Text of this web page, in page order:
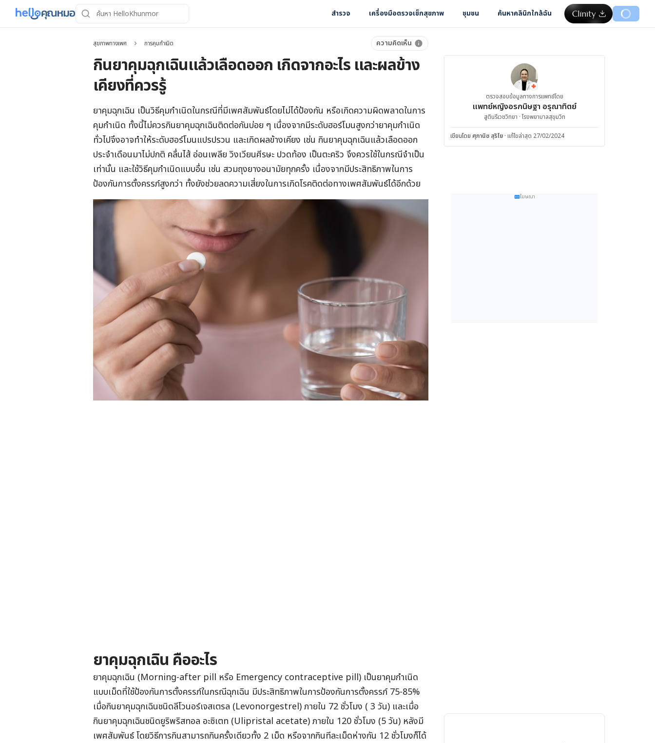
สำรวจ เครื่องมือตรวจเช็กสุขภาพ ชุมชน ค้นหาคลินิกใกล้ฉัน
สุขภาพทางเพศ การคุมกำเนิด ความคิดเห็น
กินยาคุมฉุกเฉินแล้วเลือดออก เกิดจากอะไร และผลข้าง
เคียงที่ควรรู้
ยาคุมฉุกเฉิน เป็นวิธีคุมกำเนิดในกรณีที่มีเพศสัมพันธ์โดยไม่ได้ป้องกัน หรือเกิดความผิดพลาดในการ
คุมกำเนิด ทั้งนี้ไม่ควรกินยาคุมฉุกเฉินติดต่อกันบ่อย ๆ เนื่องจากมีระดับฮอร์โมนสูงกว่ายาคุมกำเนิด
ทั่วไปจึงอาจทำให้ระดับฮอร์โมนแปรปรวน และเกิดผลข้างเคียง เช่น กินยาคุมฉุกเฉินแล้วเลือดออก
ประจำเดือนมาไม่ปกติ คลื่นไส้ อ่อนเพลีย วิงเวียนศีรษะ ปวดท้อง เป็นตะคริว จึงควรใช้ในกรณีจำเป็น
เท่านั้น และใช้วิธีคุมกำเนิดแบบอื่น เช่น สวมถุงยางอนามัยทุกครั้ง เนื่องจากมีประสิทธิภาพในการ
ป้องกันการตั้งครรภ์สูงกว่า ทั้งยังช่วยลดความเสี่ยงในการเกิดโรคติดต่อทางเพศสัมพันธ์ได้อีกด้วย
ยาคุมฉุกเฉิน คืออะไร
ยาคุมฉุกเฉิน (Morning-after pill หรือ Emergency contraceptive pill) เป็นยาคุมกำเนิด
แบบเม็ดที่ใช้ป้องกันการตั้งครรภ์ในกรณีฉุกเฉิน มีประสิทธิภาพในการป้องกันการตั้งครรภ์ 75-85%
เมื่อกินยาคุมฉุกเฉินชนิดลีโวนอร์เจสเตรล (Levonorgestrel) ภายใน 72 ชั่วโมง ( 3 วัน) และเมื่อ
กินยาคุมฉุกเฉินชนิดยูริพริสทอล อะซิเตท (Ulipristal acetate) ภายใน 120 ชั่วโมง (5 วัน) หลังมี
เพศสัมพันธ์โดยวิธีการกินสามารถกินครั้งเดียวทั้ง 2 เม็ด หรือจากกินทีละเม็ดห่างกัน 12 ชั่วโมงก็ได้
ตรวจสอบข้อมูลทางการแพทย์โดย
แพทย์หญิงอรกนิษฐา อรุณาทิตย์
สูตินรีเวชวิทยา · โรงพยาบาลสุขุมวิท
เขียนโดย ศุภานิช สุริโย · แก้ไขล่าสุด 27/02/2024
โฆษณา